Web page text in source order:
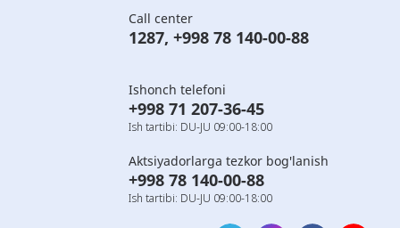
Call center
1287, +998 78 140-00-88
Ishonch telefoni
+998 71 207-36-45
Ish tartibi: DU-JU 09:00-18:00
Aktsiyadorlarga tezkor bog'lanish
+998 78 140-00-88
Ish tartibi: DU-JU 09:00-18:00